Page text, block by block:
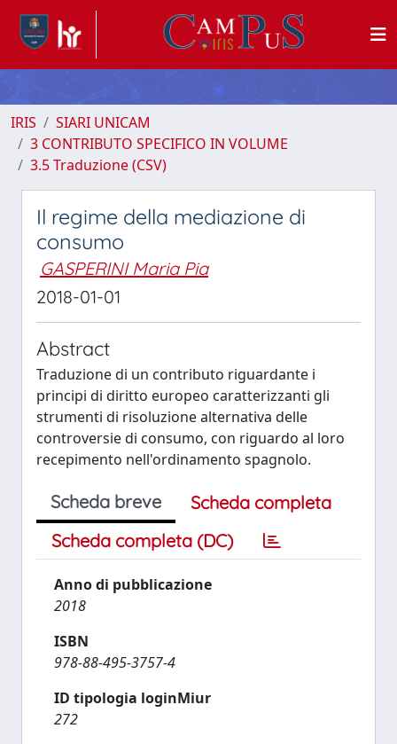
IRIS
SIARI UNICAM
3 CONTRIBUTO SPECIFICO IN VOLUME
3.5 Traduzione (CSV)
Il regime della mediazione di
consumo
GASPERINI Maria Pia
2018-01-01
Abstract
Traduzione di un contributo riguardante i
principi di diritto europeo caratterizzanti gli
strumenti di risoluzione alternativa delle
controversie di consumo, con riguardo al loro
recepimento nell'ordinamento spagnolo.
Scheda breve
Scheda completa
Scheda completa (DC)
Anno di pubblicazione
2018
ISBN
978-88-495-3757-4
ID tipologia loginMiur
272